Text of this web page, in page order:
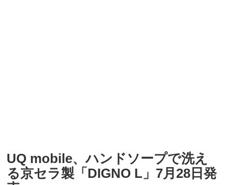
UQ mobile、ハンドソープで洗え
る京セラ製「DIGNO L」7月28日発